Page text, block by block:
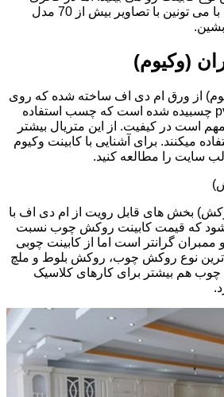
کابینت ام دی اف (MDF) با می تونین با تصاویر بیش از 70 مدل
(وکیوم)
از ورق ام دی اف ساخته شده که روی
آن روکش پی وی سی pvc چسبیده شده است که چسب استفاده
است در کیفیت. از این متریال بیشتر
میکنند. برای آشنایی با کابینت وکیوم
سایت را مطالعه کنید.
بخش های قابل رویت از ام دی اف با
که قیمت کابینت روکش چوب نسبت
گرانتر است اما از کابینت چوبی
ترین نوع روکش چوب، روکش بلوط و ملچ
چوب هم بیشتر برای کارهای کلاسیک